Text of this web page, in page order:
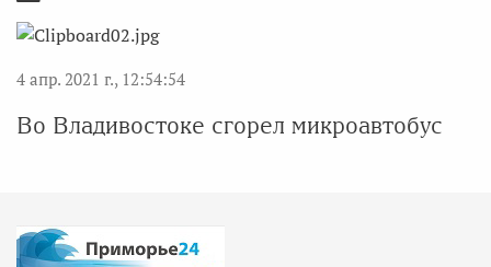
4 апр. 2021 г., 12:54:54
Во Владивостоке сгорел микроавтобус